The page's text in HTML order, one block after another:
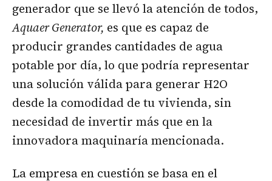
generador que se llevó la atención de todos,
Aquaer Generator, es que es capaz de
producir grandes cantidades de agua
potable por día, lo que podría representar
una solución válida para generar H2O
desde la comodidad de tu vivienda, sin
necesidad de invertir más que en la
innovadora maquinaría mencionada.
La empresa en cuestión se basa en el